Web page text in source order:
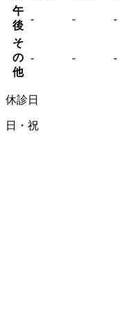
午
後
- - -
そ
の
他
- - -
休診日
日・祝